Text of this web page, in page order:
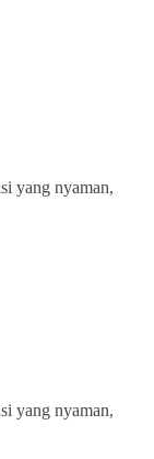
yang nyaman,
yang nyaman,